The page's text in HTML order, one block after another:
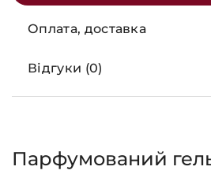
Оплата, доставка
Відгуки (0)
Парфумований